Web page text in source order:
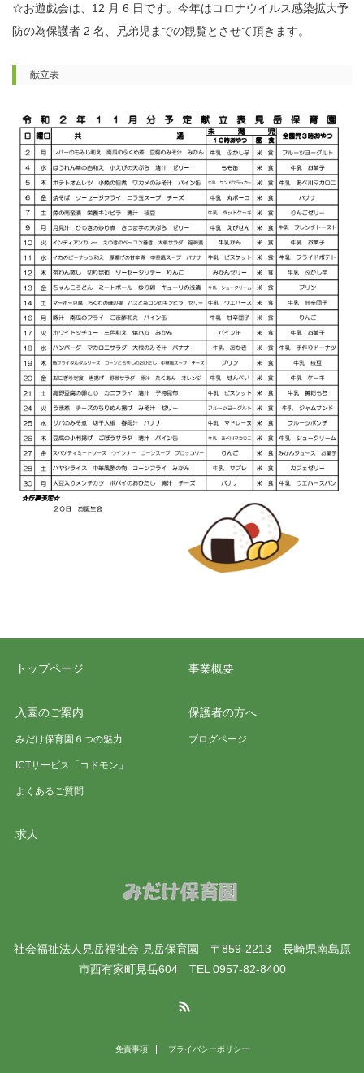
☆お遊戯会は、12 月 6 日です。今年はコロナウイルス感染拡大予
防の為保護者 2 名、兄弟児までの観覧とさせて頂きます。
献立表
トップページ 事業概要
入園のご案内
みだけ保育園６つの魅力
ICTサービス「コドモン」
よくあるご質問
保護者の方へ
ブログページ
求人
社会福祉法人見岳福祉会 見岳保育園 〒859-2213 長崎県南島原
市西有家町見岳604 TEL 0957-82-8400
免責事項 プライバシーポリシー